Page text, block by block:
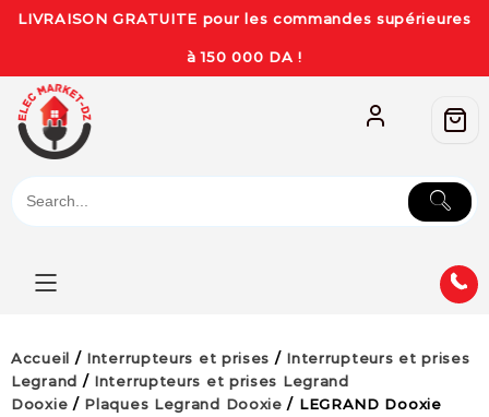
LIVRAISON GRATUITE pour les commandes supérieures
à 150 000 DA !
Accueil / Interrupteurs et prises / Interrupteurs et prises
Legrand / Interrupteurs et prises Legrand
Dooxie / Plaques Legrand Dooxie / LEGRAND Dooxie